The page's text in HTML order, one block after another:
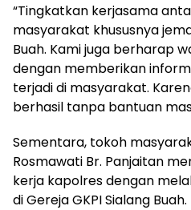
“Tingkatkan kerjasama
masyarakat khususnya
Buah. Kami juga berharap
dengan memberikan
terjadi di masyarakat.
berhasil tanpa bantuan
Sementara, tokoh
Rosmawati Br. Panjaitan
kerja kapolres dengan
di Gereja GKPI Sialang Buah.